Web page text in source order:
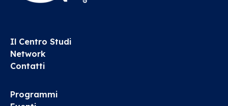
Il Centro Studi
Network
Contatti
Programmi